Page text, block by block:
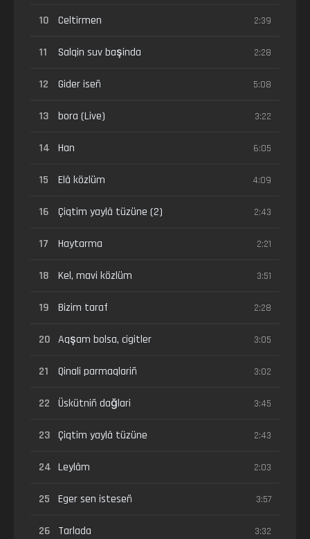
10 Celtirmen 2:39
11 Salqin suv başinda 2:28
12 Gider iseñ 5:08
13 bora (Live) 3:22
14 Han 6:05
15 Elâ közlüm 4:09
16 Çiqtim yaylâ tüzüne (2) 2:43
17 Haytarma 2:21
18 Kel, mavi közlüm 3:51
19 Bizim taraf 2:28
20 Aqşam bolsa, cigitler 3:05
21 Qinali parmaqlariñ 3:02
22 Üskütniñ dağlari 3:45
23 Çiqtim yaylâ tüzüne 2:43
24 Leylâm 2:03
25 Eger sen isteseñ 3:57
26 Tarlada 3:32